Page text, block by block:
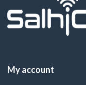
My account